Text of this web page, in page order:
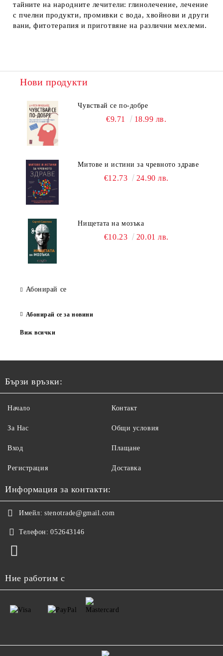
тайните на народните лечители: глинолечение, лечение
с пчелни продукти, промивки с вода, хвойнови и други
вани, фитотерапия и приготвяне на различни мехлеми.
Нови продукти
Чувствай се по-добре
€9.71 18.99 лв.
Митове и истини за чревното здраве
€12.73 24.90 лв.
Нищетата на мозъка
€10.23 20.01 лв.
Абонирай се
Абонирай се за новини
Виж всички
Бързи връзки:
Начало
За Нас
Вход
Регистрация
Контакт
Общи условия
Плащане
Доставка
Информация за контакти:
Имейл: stenotrade@gmail.com
Телефон: 052643146
Ние работим с